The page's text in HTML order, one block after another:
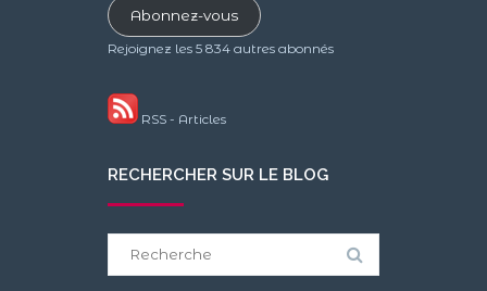
mailAbonnez-vous
Rejoignez les 5 834 autres abonnés
RSS - Articles
RECHERCHER SUR LE BLOG